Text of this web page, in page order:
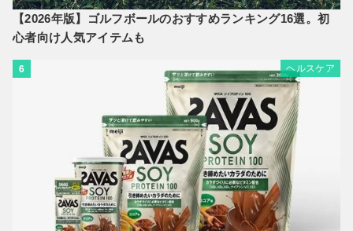
【2026年版】ゴルフボールのおすすめランキング16選。初
心者向け人気アイテムも
6 ヘルスケア